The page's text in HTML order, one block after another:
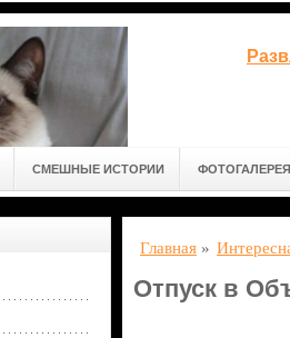
СМЕШНЫЕ ИСТОРИИ ФОТОГАЛЕРЕЯ
Главная »
Отпуск в